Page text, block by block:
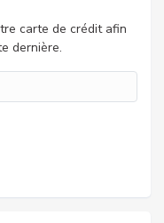
carte de crédit afin
dernière.